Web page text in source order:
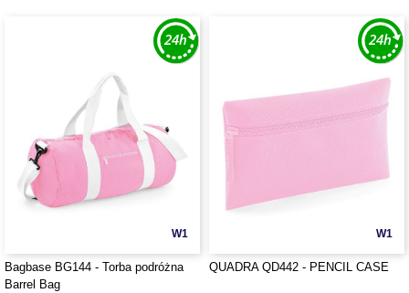
W1
Bagbase BG144 - Torba podróżna
Barrel Bag
W1
QUADRA QD442 - PENCIL CASE